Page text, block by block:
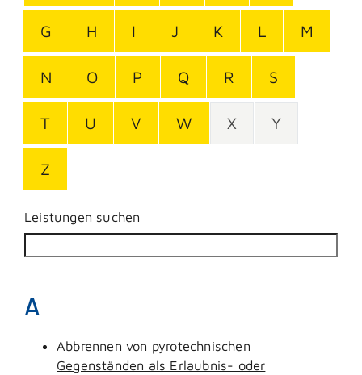
G H I J K L M
N O P Q R S
T U V W X Y
Z
Leistungen suchen
A
Abbrennen von pyrotechnischen
Gegenständen als Erlaubnis- oder